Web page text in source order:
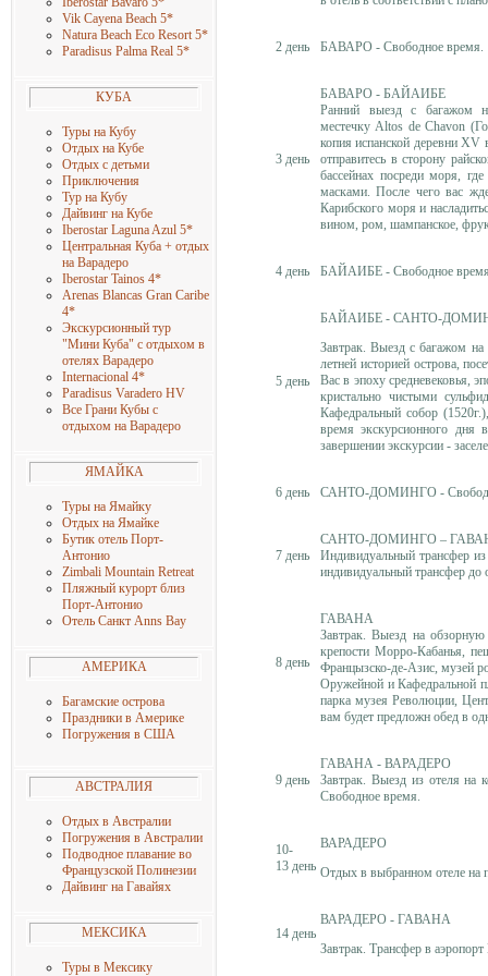
Vik Cayena Beach 5*
Natura Beach Eco Resort 5*
Paradisus Palma Real 5*
КУБА
Туры на Кубу
Отдых на Кубе
Отдых с детьми
Приключения
Тур на Кубу
Дайвинг на Кубе
Iberostar Laguna Azul 5*
Центральная Куба + отдых
на Варадеро
Iberostar Tainos 4*
Arenas Blancas Gran Caribe
4*
Экскурсионный тур
"Мини Куба" с отдыхом в
отелях Варадеро
Internacional 4*
Paradisus Varadero HV
Все Грани Кубы с
отдыхом на Варадеро
ЯМАЙКА
Туры на Ямайку
Отдых на Ямайке
Бутик отель Порт-
Антонио
Zimbali Mountain Retreat
Пляжный курорт близ
Порт-Антонио
Отель Санкт Anns Bay
АМЕРИКА
Багамские острова
Праздники в Америке
Погружения в США
АВСТРАЛИЯ
Отдых в Австралии
Погружения в Австралии
Подводное плавание во
Французской Полинезии
Дайвинг на Гавайях
МЕКСИКА
Туры в Мексику
2 день БАВАРО - Свободное время.
3 день
БАВАРО - БАЙАИБЕ
Ранний выезд с багажом
местечку Altos de Chavon
копия испанской деревни XV
отправитесь в сторону
бассейнах посреди моря,
масками. После чего вас
Карибского моря и
вином, ром, шампанское,
4 день БАЙАИБЕ - Свободное
5 день
БАЙАИБЕ - САНТО-
Завтрак. Выезд с багажом на
летней историей острова,
Вас в эпоху средневековья,
кристально чистыми
Кафедральный собор
время экскурсионного дня
завершении экскурсии -
6 день САНТО-ДОМИНГО -
7 день
САНТО-ДОМИНГО –
Индивидуальный трансфер
индивидуальный трансфер до
8 день
ГАВАНА
Завтрак.Выезд на обзорную
крепости Морро-Кабанья,
Францызско-де-Азис, музей
Оружейной и Кафедральной
парка музея Революции,
вам будет предложн обед в
9 день
ГАВАНА - ВАРАДЕРО
Завтрак. Выезд из отеля на
Свободное время.
10-
13 день
ВАРАДЕРО
Отдых в выбранном отеле на
14 день
ВАРАДЕРО - ГАВАНА
Завтрак. Трансфер в